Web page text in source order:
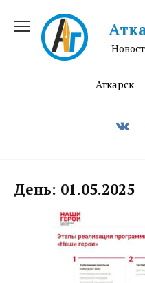
содержанию
Аткарск
День: 01.05.2025